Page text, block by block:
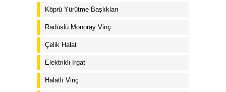
Köprü Yürütme Başlıkları
Radüslü Monoray Vinç
Çelik Halat
Elektrikli Irgat
Halatlı Vinç